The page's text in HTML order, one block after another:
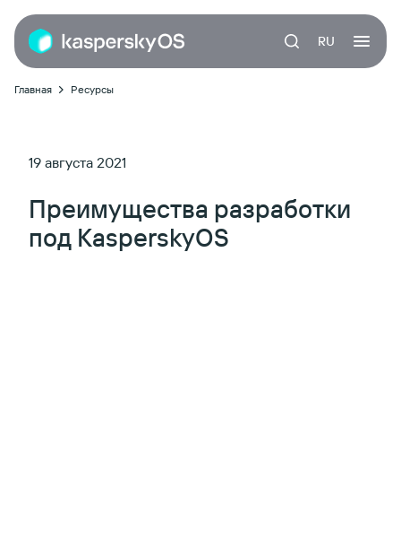
RU
Главная Ресурсы
19 августа 2021
Преимущества разработки
под KasperskyOS